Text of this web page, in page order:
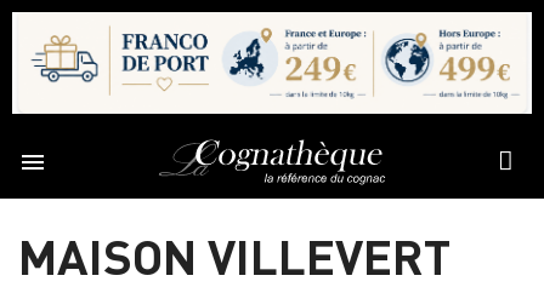

MAISON VILLEVERT